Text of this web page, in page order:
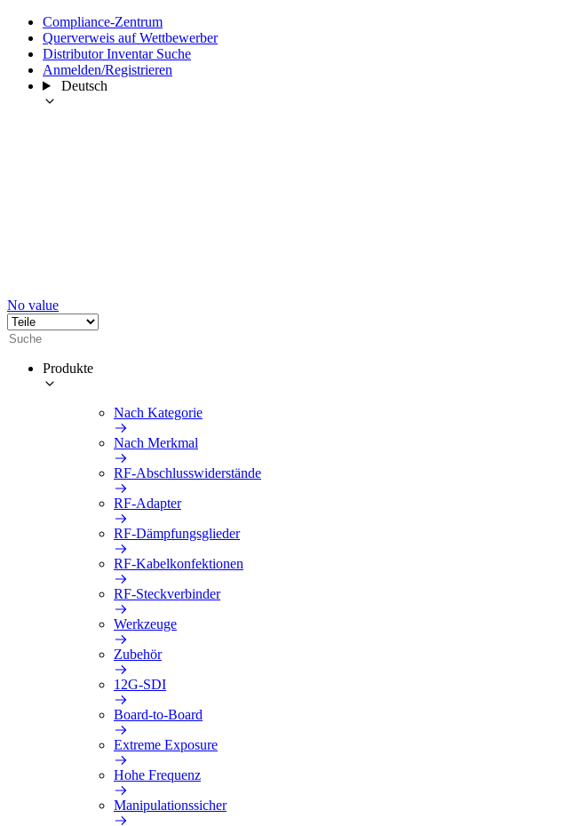
Compliance-Zentrum
Querverweis auf Wettbewerber
Distributor Inventar Suche
Anmelden/Registrieren
Deutsch
No value
Produkte
Nach Kategorie
Nach Merkmal
RF-Abschlusswiderstände
RF-Adapter
RF-Dämpfungsglieder
RF-Kabelkonfektionen
RF-Steckverbinder
Werkzeuge
Zubehör
12G-SDI
Board-to-Board
Extreme Exposure
Hohe Frequenz
Manipulationssicher